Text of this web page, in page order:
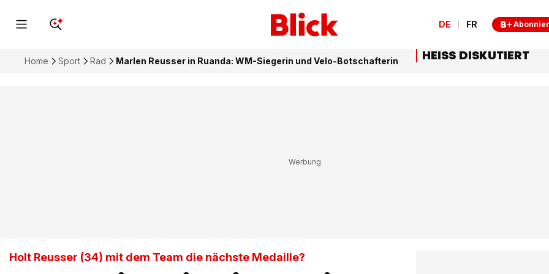
DE FR
Home Sport Rad Marlen Reusser in Ruanda: WM-Siegerin und Velo-Botschafterin
Holt Reusser (34) mit dem Team die nächste Medaille?
HEISS DISKUTIERT